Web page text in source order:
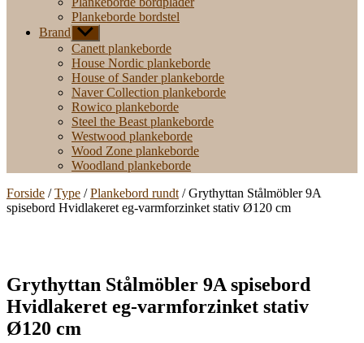
Plankeborde bordstel
Brand Vis
undermenu
Canett plankeborde
House Nordic plankeborde
House of Sander plankeborde
Naver Collection plankeborde
Rowico plankeborde
Steel the Beast plankeborde
Westwood plankeborde
Wood Zone plankeborde
Woodland plankeborde
Forside /Type /Plankebord rundt / Grythyttan Stålmöbler 9A
spisebord Hvidlakeret eg-varmforzinket stativ Ø120 cm
Grythyttan Stålmöbler 9A spisebord
Hvidlakeret eg-varmforzinket stativ
Ø120 cm